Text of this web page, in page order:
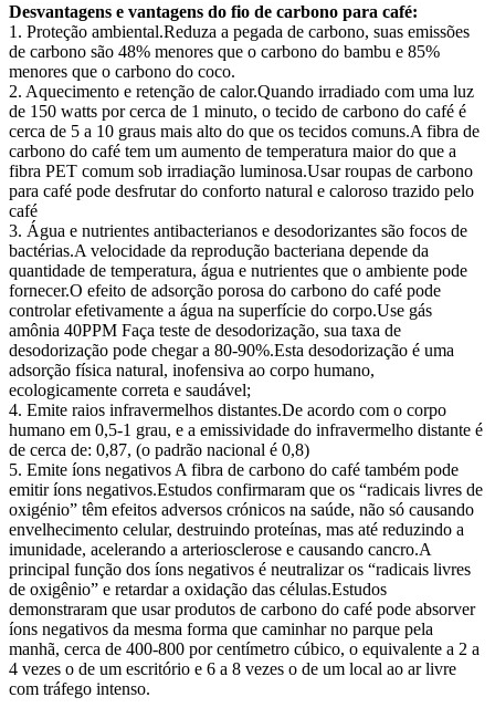
Desvantagens e vantagens do fio de carbono para café:
1. Proteção ambiental.Reduza a pegada de carbono, suas emissões
de carbono são 48% menores que o carbono do bambu e 85%
menores que o carbono do coco.
2. Aquecimento e retenção de calor.Quando irradiado com uma luz
de 150 watts por cerca de 1 minuto, o tecido de carbono do café é
cerca de 5 a 10 graus mais alto do que os tecidos comuns.A fibra de
carbono do café tem um aumento de temperatura maior do que a
fibra PET comum sob irradiação luminosa.Usar roupas de carbono
para café pode desfrutar do conforto natural e caloroso trazido pelo
café
3. Água e nutrientes antibacterianos e desodorizantes são focos de
bactérias.A velocidade da reprodução bacteriana depende da
quantidade de temperatura, água e nutrientes que o ambiente pode
fornecer.O efeito de adsorção porosa do carbono do café pode
controlar efetivamente a água na superfície do corpo.Use gás
amônia 40PPM Faça teste de desodorização, sua taxa de
desodorização pode chegar a 80-90%.Esta desodorização é uma
adsorção física natural, inofensiva ao corpo humano,
ecologicamente correta e saudável;
4. Emite raios infravermelhos distantes.De acordo com o corpo
humano em 0,5-1 grau, e a emissividade do infravermelho distante é
de cerca de: 0,87, (o padrão nacional é 0,8)
5. Emite íons negativos A fibra de carbono do café também pode
emitir íons negativos.Estudos confirmaram que os “radicais livres de
oxigénio” têm efeitos adversos crónicos na saúde, não só causando
envelhecimento celular, destruindo proteínas, mas até reduzindo a
imunidade, acelerando a arteriosclerose e causando cancro.A
principal função dos íons negativos é neutralizar os “radicais livres
de oxigênio” e retardar a oxidação das células.Estudos
demonstraram que usar produtos de carbono do café pode absorver
íons negativos da mesma forma que caminhar no parque pela
manhã, cerca de 400-800 por centímetro cúbico, o equivalente a 2 a
4 vezes o de um escritório e 6 a 8 vezes o de um local ao ar livre
com tráfego intenso.